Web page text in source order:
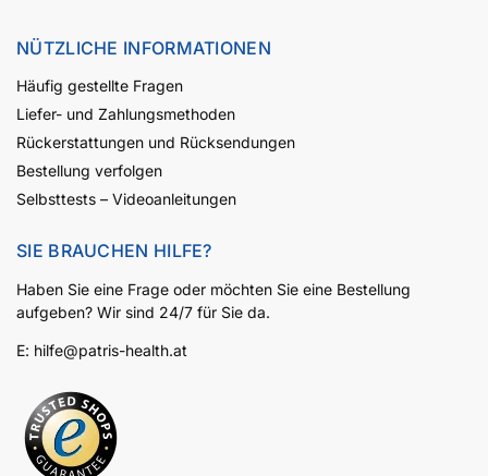
NÜTZLICHE INFORMATIONEN
Häufig gestellte Fragen
Liefer- und Zahlungsmethoden
Rückerstattungen und Rücksendungen
Bestellung verfolgen
Selbsttests – Videoanleitungen
SIE BRAUCHEN HILFE?
Haben Sie eine Frage oder möchten Sie eine Bestellung
aufgeben? Wir sind 24/7 für Sie da.
E: hilfe@patris-health.at